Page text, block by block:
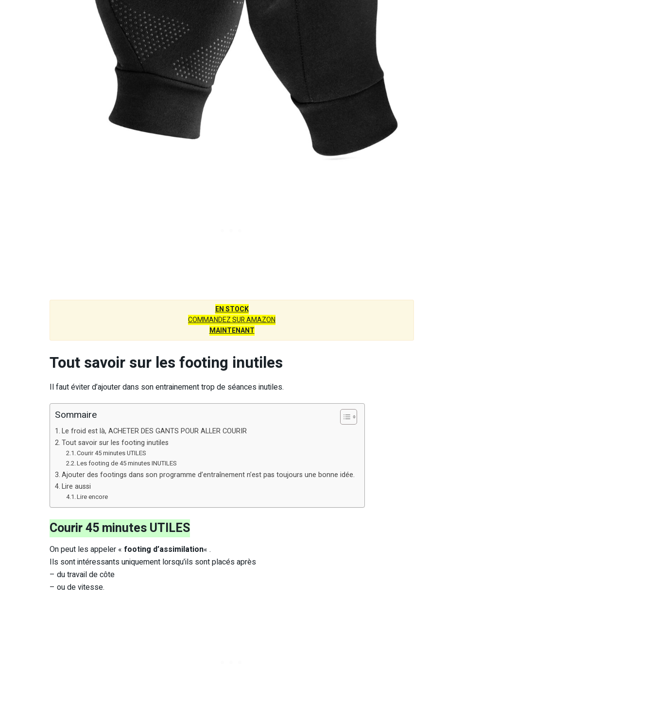
EN STOCK
COMMANDEZ SUR AMAZON
MAINTENANT
Tout savoir sur les footing inutiles
Il faut éviter d’ajouter dans son entrainement trop de séances inutiles.
Sommaire
Le froid est là, ACHETER DES GANTS POUR ALLER COURIR
Tout savoir sur les footing inutiles
Courir 45 minutes UTILES
Les footing de 45 minutes INUTILES
Ajouter des footings dans son programme d’entraînement n’est pas toujours une bonne idée.
Lire aussi
Lire encore
Courir 45 minutes UTILES
On peut les appeler « footing d’assimilation« .
Ils sont intéressants uniquement lorsqu’ils sont placés après
– du travail de côte
– ou de vitesse.